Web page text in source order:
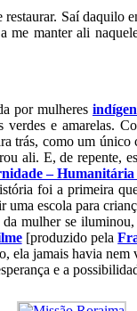
Saí daquilo
manter ali
por mulheres
e amarelas.
trás, como um único
ali. E, de repente,
–
foi a primeira
escola para
mulher se
[produzido pela
jamais havia nem
e a